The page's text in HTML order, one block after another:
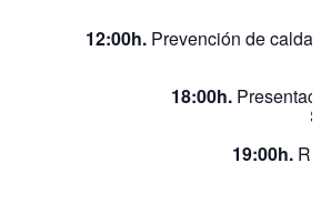
12:00h. Prevención de
18:00h.
19:00h.